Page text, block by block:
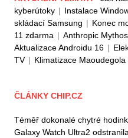
kyberútoky | Instalace
skládací Samsung | Konec
11 zdarma | Anthropic Mythos
Aktualizace Androidu 16 |
TV | Klimatizace Maoudegola
ČLÁNKY CHIP.CZ
Téměř dokonalé chytré
Galaxy Watch Ultra2